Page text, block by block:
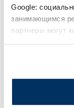
Google:
занимающимся
партнеры могут
В
Регулярная цена: 21.99